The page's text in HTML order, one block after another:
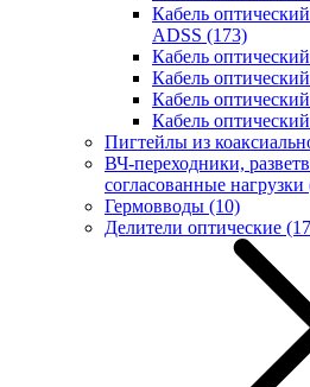
Кабель
ADSS (173)
Кабель
Кабель
Кабель
Кабель
Пигтейлы из
ВЧ-переходники,
согласованные нагрузки
Гермовводы (10)
Делители оптические